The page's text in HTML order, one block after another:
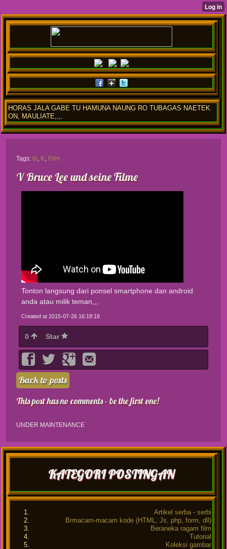
HORAS JALA GABE TU HAMUNA NAUNG RO TUBAGAS NAETEK
ON, MAULIATE,,,.
Tags: bl , fc, Film
V Bruce Lee und seine Filme
Tonton langsung dari ponsel smartphone dan android
anda atau milik teman,,,
Created at 2015-07-26 16:18:18
0 Star
Back to posts
This post has no comments - be the first one!
UNDER MAINTENANCE
KATEGORI POSTINGAN
Artikel serba - serbi
Brmacam-macam kode (HTML, Js, php, form, dll)
Beraneka ragam film
Tutorial
Koleksi gambar